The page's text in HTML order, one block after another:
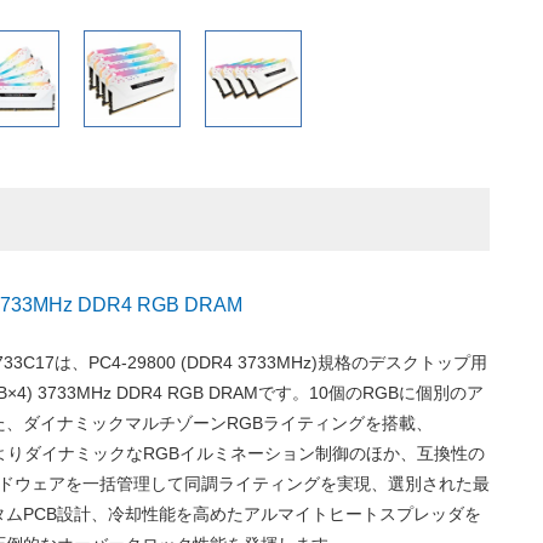
DDR4 RGB DRAM
は、PC4-29800 (DDR4 3733MHz)規格のデスクトップ用
3733MHz DDR4 RGB DRAMです。10個のRGBに個別のア
ダイナミックマルチゾーンRGBライティングを搭載、
りダイナミックなRGBイルミネーション制御のほか、互換性の
ウェアを一括管理して同調ライティングを実現、選別された最
PCB設計、冷却性能を高めたアルマイトヒートスプレッダを